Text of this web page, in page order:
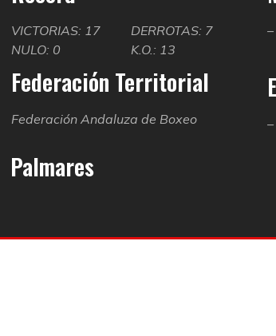
VICTORIAS: 17
DERROTAS: 7
NULO: 0
K.O.: 13
Federación Territorial
Federación Andaluza de Boxeo
–
–
Palmares